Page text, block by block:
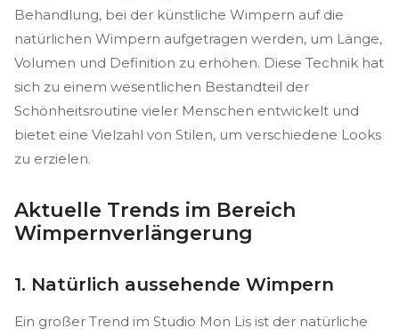
Behandlung, bei der künstliche Wimpern auf die
natürlichen Wimpern aufgetragen werden, um Länge,
Volumen und Definition zu erhöhen. Diese Technik hat
sich zu einem wesentlichen Bestandteil der
Schönheitsroutine vieler Menschen entwickelt und
bietet eine Vielzahl von Stilen, um verschiedene Looks
zu erzielen.
Aktuelle Trends im Bereich
Wimpernverlängerung
1. Natürlich aussehende Wimpern
Ein großer Trend im Studio Mon Lis ist der natürliche